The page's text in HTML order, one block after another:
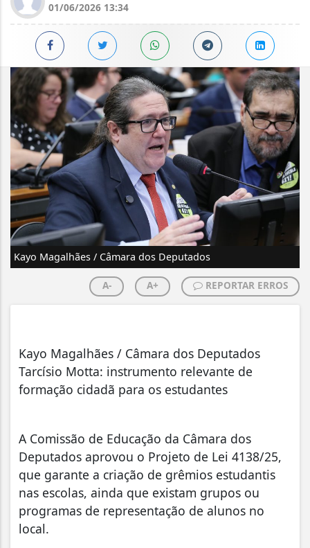
01/06/2026 13:34
Kayo Magalhães / Câmara dos Deputados
A- A+ REPORTAR ERROS
Kayo Magalhães / Câmara dos Deputados
Tarcísio Motta: instrumento relevante de
formação cidadã para os estudantes
A Comissão de Educação da Câmara dos
Deputados aprovou o Projeto de Lei 4138/25,
que garante a criação de grêmios estudantis
nas escolas, ainda que existam grupos ou
programas de representação de alunos no
local.